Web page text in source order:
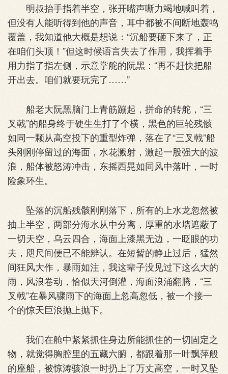
明叔抬手指着半空，张开嘴声嘶力竭地喊叫着，
但没有人能听得到他的声音，耳中都被不间断地轰鸣
覆盖，我知道他大概是想说：“沉船要砸下来了，正
在咱们头顶！”但这时候语言失去了作用，我挥着手
用力指了指左侧，示意掌舵的阮黑：“再不赶快把船
开出去。咱们就要玩完了……”
船老大阮黑脑门上青筋蹦起，拼命的转舵，“三
叉戟”的船身终于硬生生打了个横，黑色的巨轮残骸
如同一颗从高空投下的重型炸弹，落在了“三叉戟”船
头刚刚停留过的海面，水花溅射，激起一股强大的波
浪，船体被怒涛冲击，东摇西晃如同风中落叶，一时
险象环生。
坠落的沉船残骸刚刚落下，所有的上水龙忽然被
抽上半空，两部分海水从中分离，厚重的水墙遮蔽了
一切天空，乌云四合，海面上漆黑无边，一眨眼的功
夫，咫尺间便已不能辨认。在短暂的静止过后，猛然
间狂风大作，暴雨如注，我这辈子没见过下这么大的
雨，风浪卷动，恰似天河倒灌，海面浪涌翻腾，“三
叉戟”在暴风骤雨下的海面上忽高忽低，被一个接一
个的惊天巨浪抛上抛下。
我们在舱中紧紧抓住身边所能抓住的一切固定之
物，就觉得胸腔里的五藏六腑，都跟着那一叶飘萍般
的座船，被惊涛骇浪一时扔上了万丈高空，一时又坠